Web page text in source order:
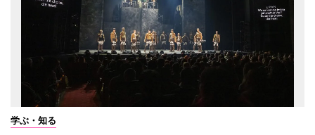
学ぶ・知る